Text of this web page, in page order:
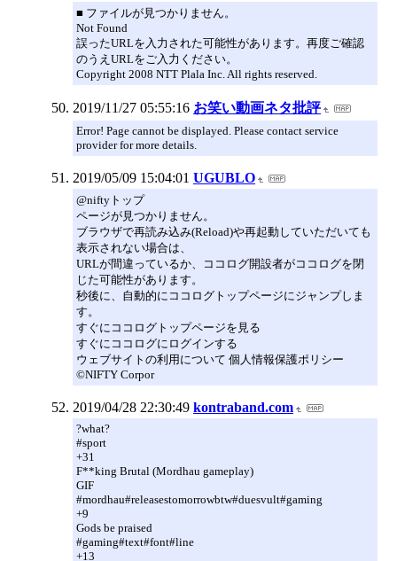
■ ファイルが見つかりません。
Not Found
誤ったURLを入力された可能性があります。再度ご確認
のうえURLをご入力ください。
Copyright 2008 NTT Plala Inc. All rights reserved.
2019/11/27 05:55:16 お笑い動画ネタ批評
Error! Page cannot be displayed. Please contact service
provider for more details.
2019/05/09 15:04:01 UGUBLO
@niftyトップ
ページが見つかりません。
ブラウザで再読み込み(Reload)や再起動していただいても
表示されない場合は、
URLが間違っているか、ココログ開設者がココログを閉
じた可能性があります。
秒後に、自動的にココログトップページにジャンプしま
す。
すぐにココログトップページを見る
すぐにココログにログインする
ウェブサイトの利用について 個人情報保護ポリシー
©NIFTY Corpor
2019/04/28 22:30:49 kontraband.com
?what?
#sport
+31
F**king Brutal (Mordhau gameplay)
GIF
#mordhau#releasestomorrowbtw#duesvult#gaming
+9
Gods be praised
#gaming#text#font#line
+13